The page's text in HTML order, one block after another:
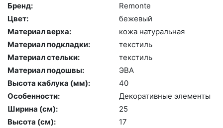
Бренд:
Re­mon­te
Цвет:
бе­жевый
Материал верха:
ко­жа на­тураль­ная
Материал подкладки:
текс­тиль
Материал стельки:
текс­тиль
Материал подошвы:
ЭВА
Высота каблука (мм):
40
Особенности:
Де­кора­тив­ные эле­мен­ты
Ширина (см):
25
Высота (cм):
17